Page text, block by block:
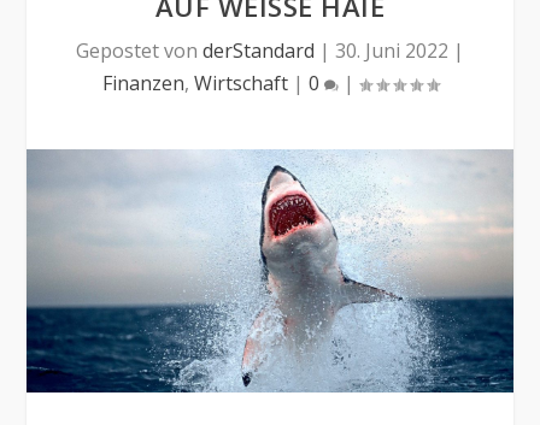
Gepostet von derStandard | 30. Juni 2022 |
Finanzen, Wirtschaft| 0 |